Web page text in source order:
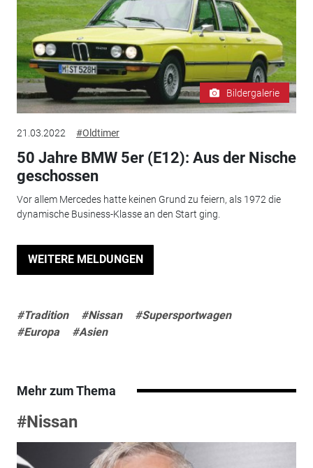
Bildergalerie
21.03.2022 #Oldtimer
50 Jahre BMW 5er (E12): Aus der Nische
geschossen
Vor allem Mercedes hatte keinen Grund zu feiern, als 1972 die
dynamische Business-Klasse an den Start ging.
WEITERE MELDUNGEN
#Tradition #Nissan
#Supersportwagen
#Europa
#Asien
Mehr zum Thema
#Nissan